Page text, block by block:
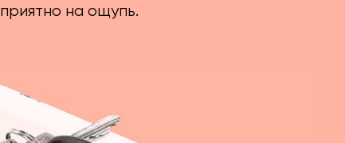
приятно на ощупь.